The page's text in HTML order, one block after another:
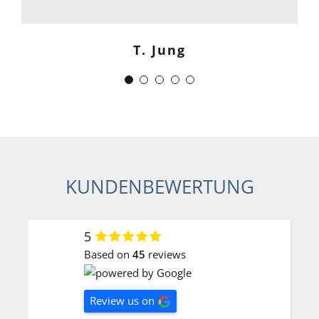
T. Jung
J. Schwaber
KUNDENBEWERTUNG
5
Based on 45 reviews
Review us on